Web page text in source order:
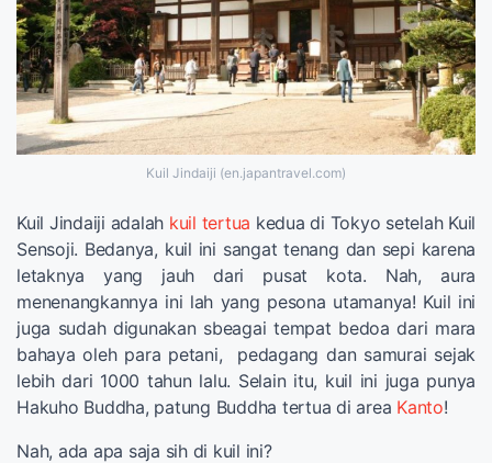
Kuil Jindaiji (en.japantravel.com)
Kuil Jindaiji adalah kuil tertua kedua di Tokyo setelah Kuil
Sensoji. Bedanya, kuil ini sangat tenang dan sepi karena
letaknya yang jauh dari pusat kota. Nah, aura
menenangkannya ini lah yang pesona utamanya! Kuil ini
juga sudah digunakan sbeagai tempat bedoa dari mara
bahaya oleh para petani, pedagang dan samurai sejak
lebih dari 1000 tahun lalu. Selain itu, kuil ini juga punya
Hakuho Buddha, patung Buddha tertua di area Kanto!
Nah, ada apa saja sih di kuil ini?